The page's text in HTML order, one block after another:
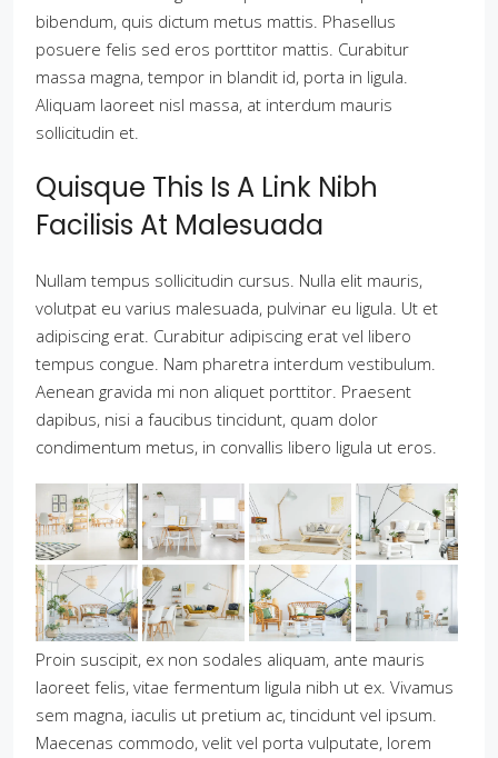
bibendum, quis dictum metus mattis. Phasellus
posuere felis sed eros porttitor mattis. Curabitur
massa magna, tempor in blandit id, porta in ligula.
Aliquam laoreet nisl massa, at interdum mauris
sollicitudin et.
Quisque This Is A Link Nibh
Facilisis At Malesuada
Nullam tempus sollicitudin cursus. Nulla elit mauris,
volutpat eu varius malesuada, pulvinar eu ligula. Ut et
adipiscing erat. Curabitur adipiscing erat vel libero
tempus congue. Nam pharetra interdum vestibulum.
Aenean gravida mi non aliquet porttitor. Praesent
dapibus, nisi a faucibus tincidunt, quam dolor
condimentum metus, in convallis libero ligula ut eros.
Proin suscipit, ex non sodales aliquam, ante mauris
laoreet felis, vitae fermentum ligula nibh ut ex. Vivamus
sem magna, iaculis ut pretium ac, tincidunt vel ipsum.
Maecenas commodo, velit vel porta vulputate, lorem